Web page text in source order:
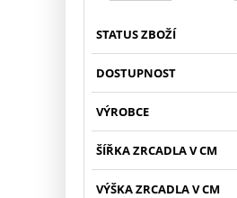
STATUS ZBOŽÍ
DOSTUPNOST
VÝROBCE
ŠÍŘKA ZRCADLA V CM
VÝŠKA ZRCADLA V CM